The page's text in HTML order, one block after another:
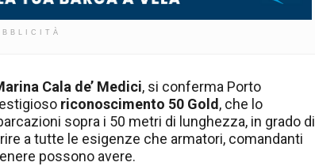
Cala de’ Medici, si conferma Porto
riconoscimento 50 Gold, che lo
sopra i 50 metri di lunghezza, in grado di
a tutte le esigenze che armatori, comandanti
possono avere.